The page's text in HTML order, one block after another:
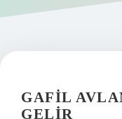
Gizlilik Politikası
Yasal Uyarı
GAFIL
GELIR